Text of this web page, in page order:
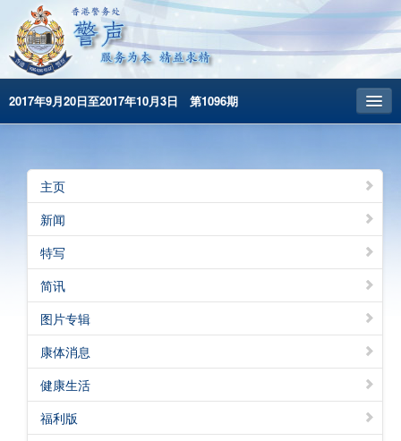
2017年9月20日至2017年10月3日 第1096期
昔日警声
警务处主页
繁體版
English
主页
新闻
特写
简讯
图片专辑
康体消息
健康生活
福利版